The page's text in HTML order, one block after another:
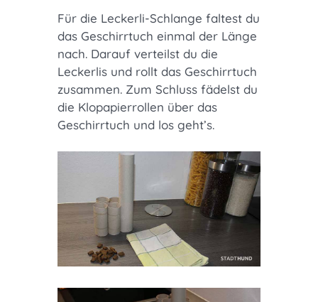
Für die Leckerli-Schlange faltest du
das Geschirrtuch einmal der Länge
nach. Darauf verteilst du die
Leckerlis und rollt das Geschirrtuch
zusammen. Zum Schluss fädelst du
die Klopapierrollen über das
Geschirrtuch und los geht’s.